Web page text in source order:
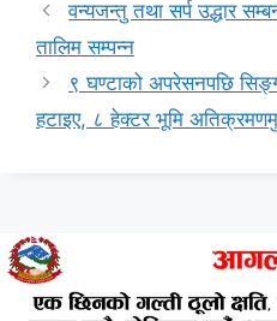
वन्यजन्तु तथा सर्प उद्धार
तालिम सम्पन्न
९ घण्टाको अपरेसनपछि
हटाइए, ८ हेक्टर भूमि